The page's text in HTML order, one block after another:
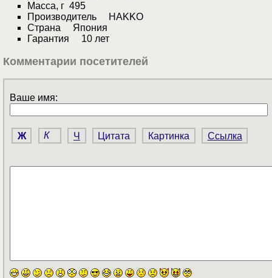
Масса, г 495
Производитель HAKKO
Страна Япония
Гарантия 10 лет
Комментарии посетителей
Ваше имя:
Ж К Ч Цитата Картинка Ссылка